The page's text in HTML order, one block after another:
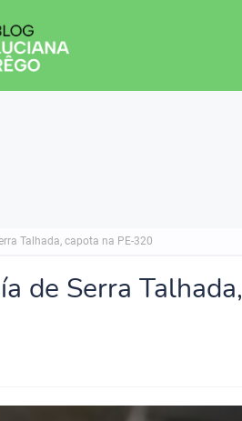
Talhada, capota na PE-320
de Serra Talhada,